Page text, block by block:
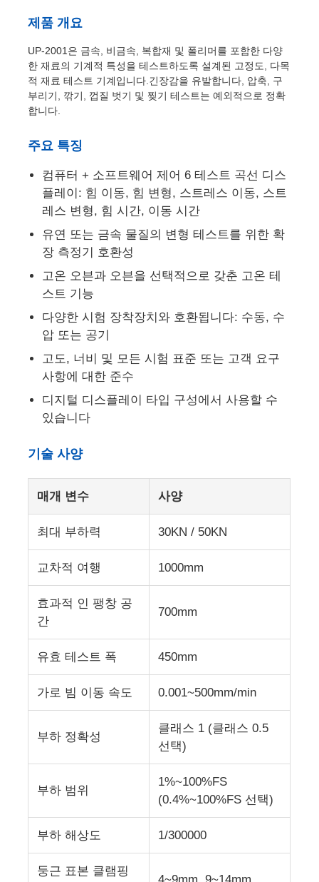
홈
제품 소개
회사 소개
공장 투어
품질 관리
연락처
견적 요청
연구소 시험 장비
충격 시험기
충돌 시험 장비
신발 테스트 장비
접착기 시험 장비
제품 개요
UP-2001은 금속, 비금속, 복합재 및 폴리머를 포함한 다양
한 재료의 기계적 특성을 테스트하도록 설계된 고정도, 다목
적 재료 테스트 기계입니다.긴장감을 유발합니다, 압축, 구
부리기, 깎기, 껍질 벗기 및 찢기 테스트는 예외적으로 정확
합니다.
주요 특징
컴퓨터 + 소프트웨어 제어 6 테스트 곡선 디스
플레이: 힘 이동, 힘 변형, 스트레스 이동, 스트
레스 변형, 힘 시간, 이동 시간
유연 또는 금속 물질의 변형 테스트를 위한 확
장 측정기 호환성
고온 오븐과 오븐을 선택적으로 갖춘 고온 테
스트 기능
다양한 시험 장착장치와 호환됩니다: 수동, 수
압 또는 공기
고도, 너비 및 모든 시험 표준 또는 고객 요구
사항에 대한 준수
디지털 디스플레이 타입 구성에서 사용할 수
있습니다
기술 사양
매개 변수 사양
최대 부하력 30KN / 50KN
교차적 여행 1000mm
효과적 인 팽창 공
간
700mm
유효 테스트 폭 450mm
가로 빔 이동 속도 0.001~500mm/min
부하 정확성
클래스 1 (클래스 0.5
선택)
부하 범위
1%~100%FS
(0.4%~100%FS 선택)
부하 해상도 1/300000
둥근 표본 클램핑
4~9mm, 9~14mm